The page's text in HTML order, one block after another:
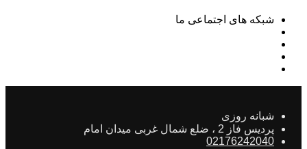
شبکه های اجتماعی ما
شبانه روزی
پردیس فاز 2 ، ضلع شمال غربی میدان امام
02176242040